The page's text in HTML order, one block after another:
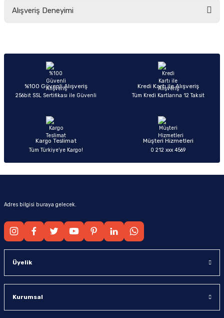
yetersiz gördüğünüz noktaları öneri formunu kullanarak tarafımıza
Ürün açıklamasında eksik bilgiler bulunuyor.
Ürün bilgilerinde hatalar bulunuyor.
Ürün fiyatı diğer sitelerden daha pahalı.
Alışveriş Deneyimi
%100 Güvenli Alışveriş
256bit SSL Sertifikası ile Güvenli
Kredi Kartı ile Alışveriş
Tüm Kredi Kartlarına 12 Taksit
Kargo Teslimat
Tüm Türkiye’ye Kargo!
Müşteri Hizmetleri
0 212 xxx 4569
Adres bilgisi buraya gelecek.
Üyelik
Kurumsal